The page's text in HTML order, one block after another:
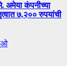
कंपनीच्या
७,२०० रुपयांची